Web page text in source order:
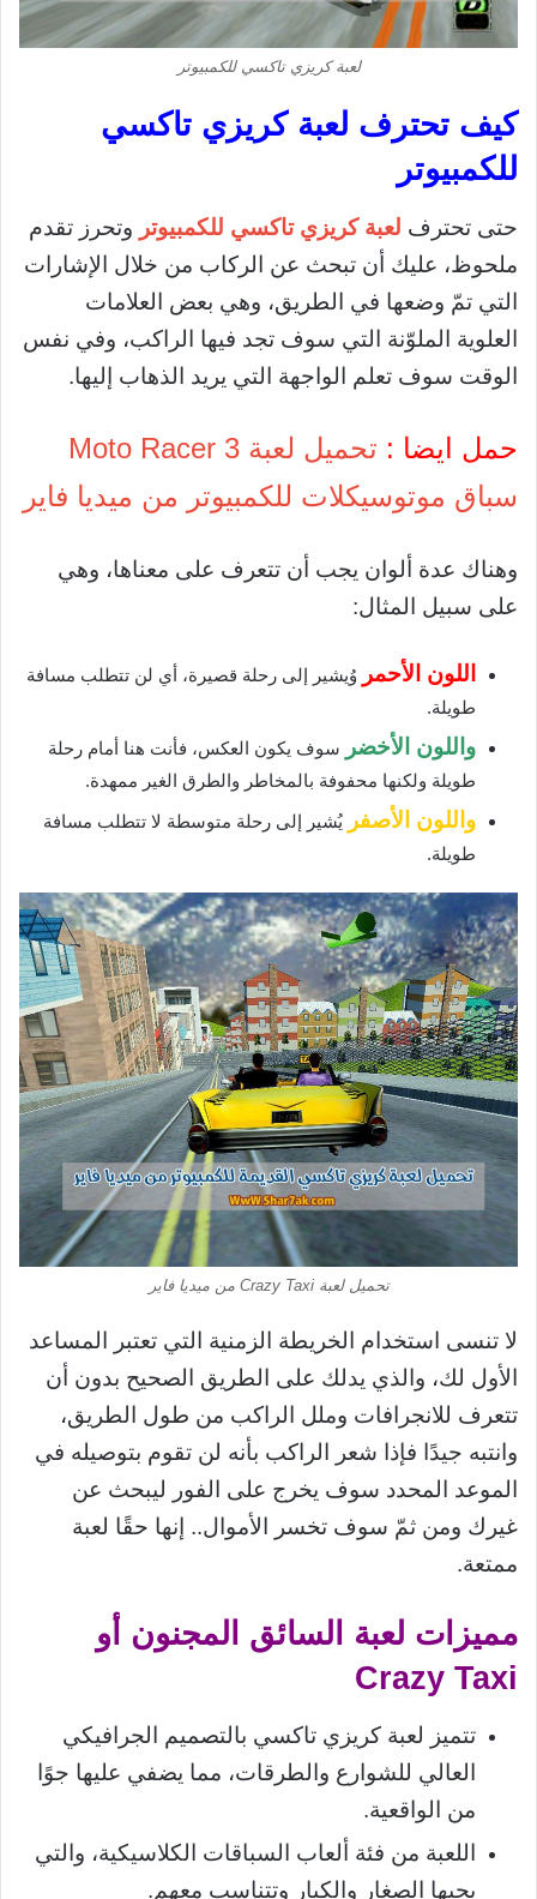
لعبة كريزي تاكسي للكمبيوتر
كيف تحترف لعبة كريزي تاكسي
للكمبيوتر
حتى تحترف لعبة كريزي تاكسي للكمبيوتر وتحرز تقدم
ملحوظ، عليك أن تبحث عن الركاب من خلال الإشارات
التي تمّ وضعها في الطريق، وهي بعض العلامات
العلوية الملوّنة التي سوف تجد فيها الراكب، وفي نفس
الوقت سوف تعلم الواجهة التي يريد الذهاب إليها.
حمل ايضا :
تحميل لعبة Moto Racer 3
سباق موتوسيكلات للكمبيوتر من ميديا فاير
وهناك عدة ألوان يجب أن تتعرف على معناها، وهي
على سبيل المثال:
اللون الأحمر وُيشير إلى رحلة قصيرة، أي لن تتطلب مسافة
طويلة.
واللون الأخضر سوف يكون العكس، فأنت هنا أمام رحلة
طويلة ولكنها محفوفة بالمخاطر والطرق الغير ممهدة.
واللون الأصفر يُشير إلى رحلة متوسطة لا تتطلب مسافة
طويلة.
تحميل لعبة Crazy Taxi من ميديا فاير
لا تنسى استخدام الخريطة الزمنية التي تعتبر المساعد
الأول لك، والذي يدلك على الطريق الصحيح بدون أن
تتعرف للانجرافات وملل الراكب من طول الطريق،
وانتبه جيدًا فإذا شعر الراكب بأنه لن تقوم بتوصيله في
الموعد المحدد سوف يخرج على الفور ليبحث عن
غيرك ومن ثمّ سوف تخسر الأموال.. إنها حقًا لعبة
ممتعة.
مميزات لعبة السائق المجنون أو
Crazy Taxi
تتميز لعبة كريزي تاكسي بالتصميم الجرافيكي
العالي للشوارع والطرقات، مما يضفي عليها جوًا
من الواقعية.
اللعبة من فئة ألعاب السباقات الكلاسيكية، والتي
يحبها الصغار والكبار وتتناسب معهم.